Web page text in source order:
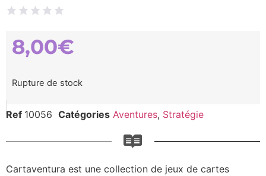
8,00€
Rupture de stock
Ref 10056 Catégories Aventures, Stratégie
Cartaventura est une collection de jeux de cartes